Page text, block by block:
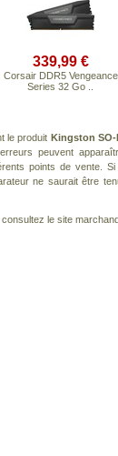
339,99 €
Corsair DDR5 Vengeance
Series 32 Go ..
le produit Kingston SO-
peuvent
points de vente.
ne saurait être
le site